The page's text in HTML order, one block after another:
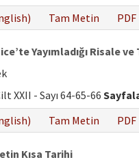
Tam Metin PDF
Yayımladığı Risale
XXII - Sayı 64-65-66
Tam Metin PDF
Kısa Tarihi